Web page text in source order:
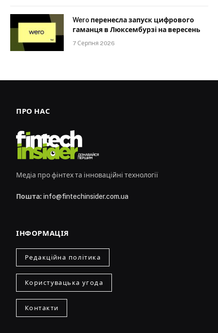
Wero перенесла запуск цифрового
гаманця в Люксембурзі на вересень
7 Серпня 2026
ПРО НАС
Медіа про фінтех та інноваційні технології
Пошта: info@fintechinsider.com.ua
ІНФОРМАЦІЯ
Редакційна політика
Користувацька угода
Контакти